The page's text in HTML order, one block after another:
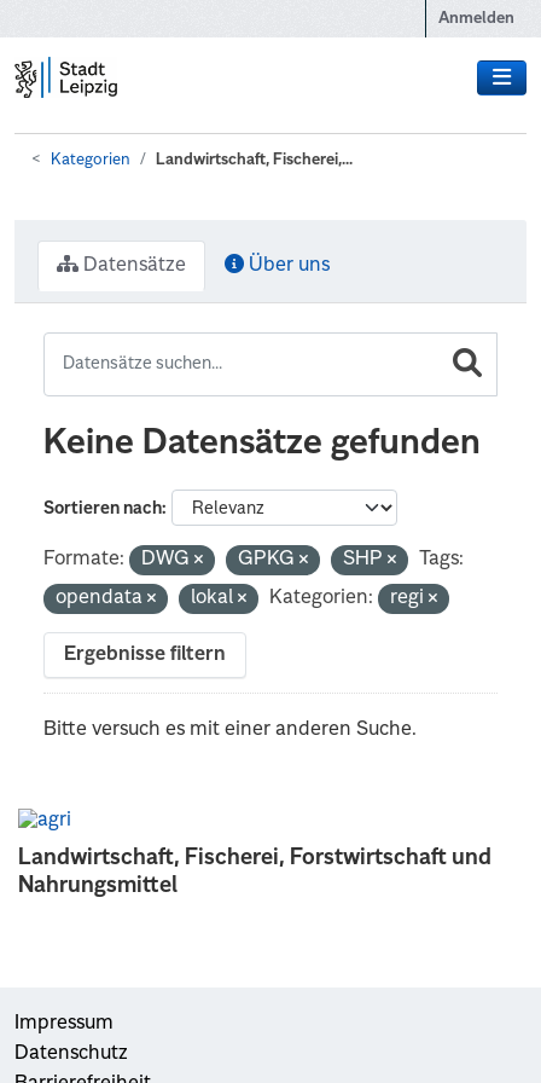
Anmelden
Kategorien Landwirtschaft, Fischerei,...
Landwirtschaft, Fischerei, Forstwirtschaft und
Nahrungsmittel
Datensätze Über uns
Keine Datensätze gefunden
Sortieren nach
Formate: DWG GPKG SHP
Tags:
opendata
lokal Kategorien: regi
Ergebnisse filtern
Bitte versuch es mit einer anderen Suche.
Impressum
Datenschutz